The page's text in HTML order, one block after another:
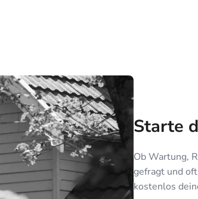
Starte
Ob Wartung,
gefragt und
kostenlos